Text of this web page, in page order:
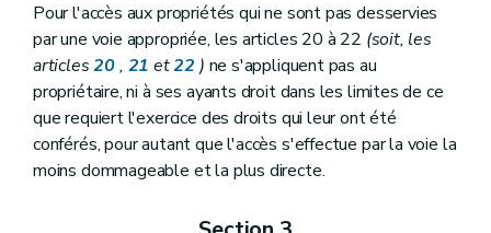
Pour l'accès aux propriétés qui ne sont pas desservies
par une voie appropriée, les articles 20 à 22 (soit, les
articles20, 21 et22 ) ne s'appliquent pas au
propriétaire, ni à ses ayants droit dans les limites de ce
que requiert l'exercice des droits qui leur ont été
conférés, pour autant que l'accès s'effectue par la voie la
moins dommageable et la plus directe.